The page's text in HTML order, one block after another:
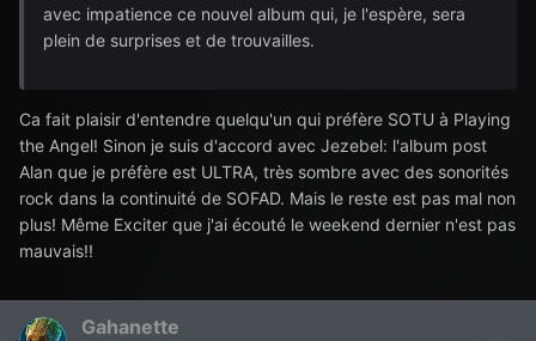
avec impatience ce nouvel album qui, je l'espère, sera
plein de surprises et de trouvailles.
Ca fait plaisir d'entendre quelqu'un qui préfère SOTU à Playing
the Angel! Sinon je suis d'accord avec Jezebel: l'album post
Alan que je préfère est ULTRA, très sombre avec des sonorités
rock dans la continuité de SOFAD. Mais le reste est pas mal non
plus! Même Exciter que j'ai écouté le weekend dernier n'est pas
mauvais!!
Gahanette